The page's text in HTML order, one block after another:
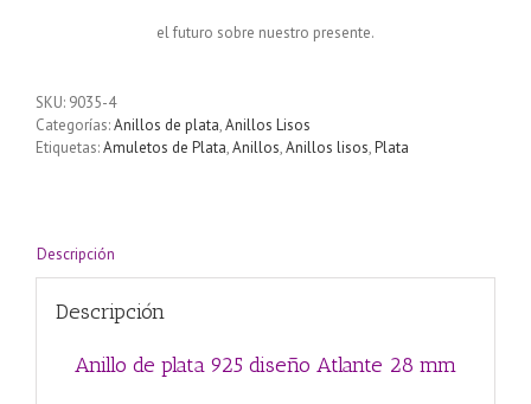
el futuro sobre nuestro presente.
SKU: 9035-4
Categorías:Anillos de plata,Anillos Lisos
Etiquetas:Amuletos de Plata,Anillos,Anillos lisos,Plata
Descripción
Descripción
Anillo de plata 925 diseño Atlante 28 mm